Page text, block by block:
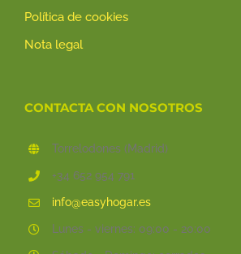
Política de cookies
Nota legal
CONTACTA CON NOSOTROS
Torrelodones (Madrid)
+34 652 954 791
info@easyhogar.es
Lunes - viernes: 09:00 - 20:00